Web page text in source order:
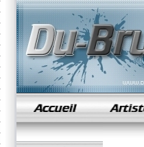
samples de rap